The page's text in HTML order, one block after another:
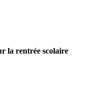
la rentrée scolaire